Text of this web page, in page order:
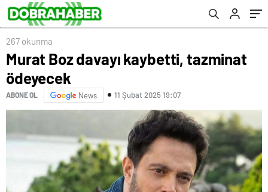
267 okunma
Murat Boz davayı kaybetti, tazminat
ödeyecek
ABONE OL News 11 Şubat 2025 19:07